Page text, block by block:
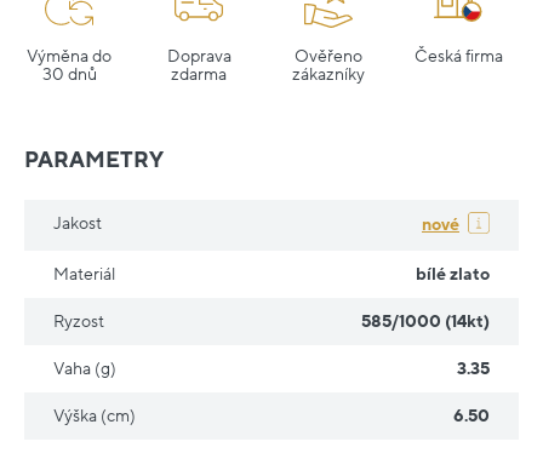
Výměna do
30 dnů
Doprava
zdarma
Ověřeno
zákazníky
Česká firma
PARAMETRY
Jakost nové
Materiál bílé zlato
Ryzost 585/1000 (14kt)
Vaha (g) 3.35
Výška (cm) 6.50